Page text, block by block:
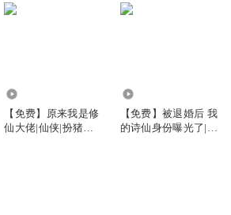
【免费】原来我是修
仙大佬|仙侠|扮猪吃
【免费】被退婚后 我
的诗仙身份曝光了|逍